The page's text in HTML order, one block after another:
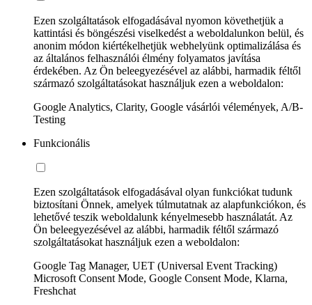
Ezen szolgáltatások elfogadásával nyomon követhetjük a
kattintási és böngészési viselkedést a weboldalunkon belül, és
anonim módon kiértékelhetjük webhelyünk optimalizálása és
az általános felhasználói élmény folyamatos javítása
érdekében. Az Ön beleegyezésével az alábbi, harmadik féltől
származó szolgáltatásokat használjuk ezen a weboldalon:
Google Analytics, Clarity, Google vásárlói vélemények, A/B-
Testing
Funkcionális
Ezen szolgáltatások elfogadásával olyan funkciókat tudunk
biztosítani Önnek, amelyek túlmutatnak az alapfunkciókon, és
lehetővé teszik weboldalunk kényelmesebb használatát. Az
Ön beleegyezésével az alábbi, harmadik féltől származó
szolgáltatásokat használjuk ezen a weboldalon:
Google Tag Manager, UET (Universal Event Tracking)
Microsoft Consent Mode, Google Consent Mode, Klarna,
Freshchat